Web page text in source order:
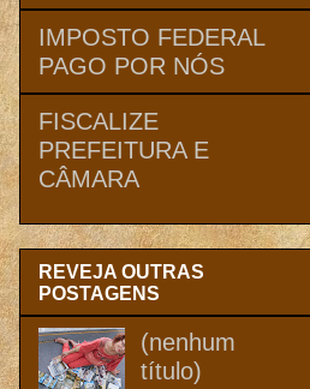
IMPOSTO FEDERAL
PAGO POR NÓS
FISCALIZE
PREFEITURA E
CÂMARA
REVEJA OUTRAS
POSTAGENS
(nenhum
título)